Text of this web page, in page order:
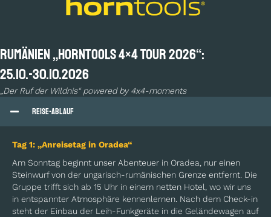
RUMÄNIEN „horntools 4×4 Tour 2026“:
25.10.-30.10.2026
„Der Ruf der Wildnis“ powered by 4x4-moments
Reise-Ablauf
Tag 1: „Anreisetag in Oradea“
Am Sonntag beginnt unser Abenteuer in Oradea, nur einen
Steinwurf von der ungarisch-rumänischen Grenze entfernt. Die
Gruppe trifft sich ab 15 Uhr in einem netten Hotel, wo wir uns
in entspannter Atmosphäre kennenlernen. Nach dem Check-in
steht der Einbau der Leih-Funkgeräte in die Geländewagen auf